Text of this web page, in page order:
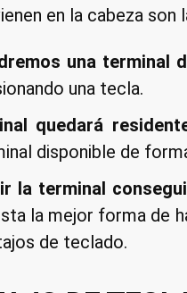
en la cabeza son
una terminal
una tecla.
quedará
disponible de
la terminal
la mejor forma de
de teclado.